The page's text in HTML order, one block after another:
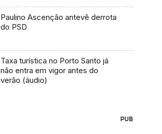
Paulino Ascenção antevê derrota
do PSD
Taxa turística no Porto Santo já
não entra em vigor antes do
verão (áudio)
PUB